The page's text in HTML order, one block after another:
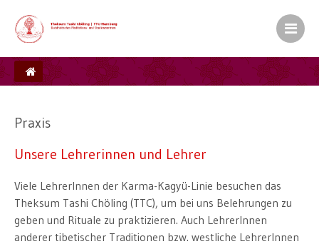
Kamalashila Institut� f�r
Europ�ischer Sitz S.H. des XVII.
Praxis
Unsere Lehrerinnen und Lehrer
Viele LehrerInnen der Karma-Kagyü-Linie besuchen das
Theksum Tashi Chöling (TTC), um bei uns Belehrungen zu
geben und Rituale zu praktizieren. Auch LehrerInnen
anderer tibetischer Traditionen bzw. westliche LehrerInnen